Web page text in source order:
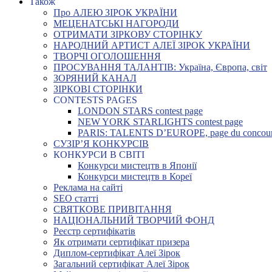
Про АЛЕЮ ЗІРОК УКРАЇНИ
МЕЦЕНАТСЬКІ НАГОРОДИ
ОТРИМАТИ ЗІРКОВУ СТОРІНКУ
НАРОДНИЙ АРТИСТ АЛЕЇ ЗІРОК УКРАЇНИ
ТВОРЧІ ОГОЛОШЕННЯ
ПРОСУВАННЯ ТАЛАНТІВ: Україна, Європа, світ
ЗОРЯНИЙ КАНАЛ
ЗІРКОВІ СТОРІНКИ
CONTESTS PAGES
LONDON STARS contest page
NEW YORK STARLIGHTS contest page
PARIS: TALENTS D’EUROPE, page du
СУЗІР’Я КОНКУРСІВ
КОНКУРСИ В СВІТІ
Конкурси мистецтв в Японії
Конкурси мистецтв в Кореї
Реклама на сайті
SEO статті
СВЯТКОВЕ ПРИВІТАННЯ
НАЦІОНАЛЬНИЙ ТВОРЧИЙ ФОНД
Реєстр сертифікатів
Як отримати сертифікат призера
Диплом-сертифікат Алеї Зірок
Загальний сертифікат Алеї Зірок